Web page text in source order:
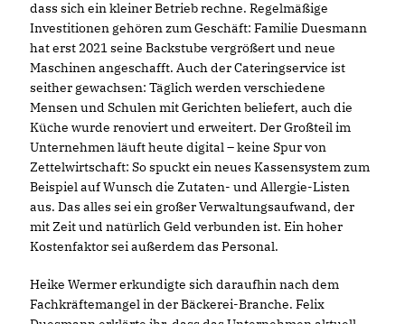
dass sich ein kleiner Betrieb rechne. Regelmäßige
Investitionen gehören zum Geschäft: Familie Duesmann
hat erst 2021 seine Backstube vergrößert und neue
Maschinen angeschafft. Auch der Cateringservice ist
seither gewachsen: Täglich werden verschiedene
Mensen und Schulen mit Gerichten beliefert, auch die
Küche wurde renoviert und erweitert. Der Großteil im
Unternehmen läuft heute digital – keine Spur von
Zettelwirtschaft: So spuckt ein neues Kassensystem zum
Beispiel auf Wunsch die Zutaten- und Allergie-Listen
aus. Das alles sei ein großer Verwaltungsaufwand, der
mit Zeit und natürlich Geld verbunden ist. Ein hoher
Kostenfaktor sei außerdem das Personal.
Heike Wermer erkundigte sich daraufhin nach dem
Fachkräftemangel in der Bäckerei-Branche. Felix